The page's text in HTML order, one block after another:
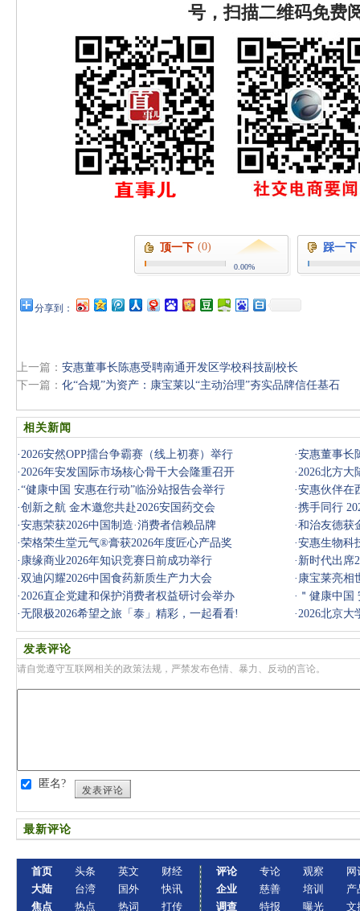
号，扫描二维码免费
顶一下 (0)
0.00%
踩一下
分享到：
上一篇： 安惠董事长陈惠受聘南通开发区学校科技副校长
下一篇： 化“合规”为资产：康宝莱以“主动治理”夯实品牌信任基石
相关新闻
·2026安然OPP擂台争霸赛（线上初赛）举行 ·安惠董事长
·2026年安发国际市场核心骨干大会隆重召开 ·2026北方大
圆满举行
·“健康中国 安惠在行动”临汾站报告会举行 ·安惠伙伴在
·创新之航 金木邀您共赴2026安国药交会 ·携手同行
·安惠荣获2026中国制造·消费者信赖品牌 ·和治友德获
·荣格荣生堂元气®膏获2026年度匠心产品奖 ·安惠生物科
· 康缘商业2026年知识竞赛日前成功举行 · 新时代出席
·双迪闪耀2026中国食药新质生产力大会 · 康宝莱亮相
·2026直企党建和保护消费者权益研讨会举办 · ＂健康中
·无限极2026希望之旅「泰」精彩，一起看看! ·2026北京
发表评论
请自觉遵守互联网相关的政策法规，严禁发布色情、暴力、反动的言论。
匿名?
发表评论
最新评论
首页
大陆
焦点
头条
台湾
热点
英文
国外
热词
财经
快讯
打传
评论
企业
调查
专论
慈善
特报
观察
培训
曝光
网
产
文